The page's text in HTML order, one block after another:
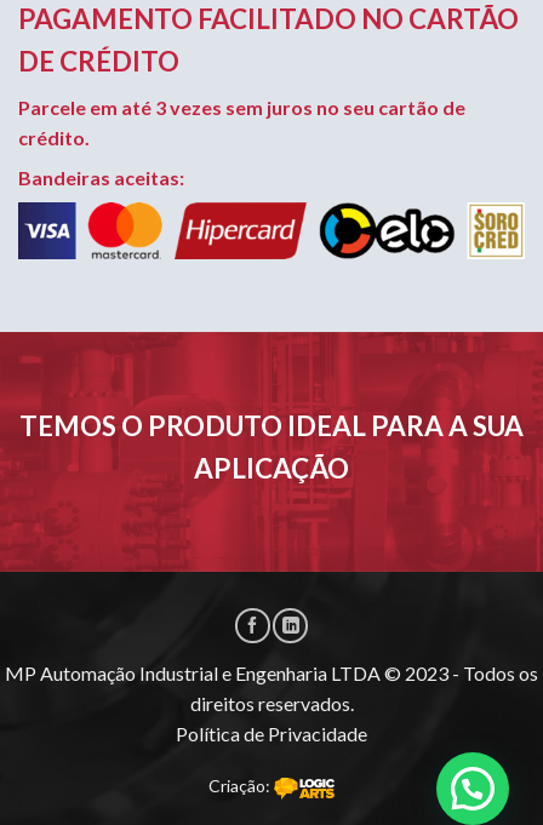
PAGAMENTO FACILITADO NO CARTÃO
DE CRÉDITO
Parcele em até 3 vezes sem juros no seu cartão de
crédito.
Bandeiras aceitas:
TEMOS O PRODUTO IDEAL PARA A SUA
APLICAÇÃO
MP Automação Industrial e Engenharia LTDA © 2023 - Todos os
direitos reservados.
Política de Privacidade
Criação: